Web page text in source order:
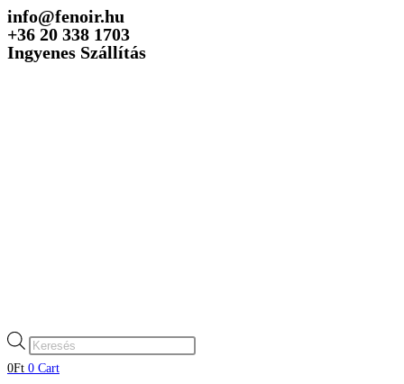
Skip
to
content
info@fenoir.hu
+36 20 338 1703
Ingyenes Szállítás
Products
search
0Ft 0 Cart